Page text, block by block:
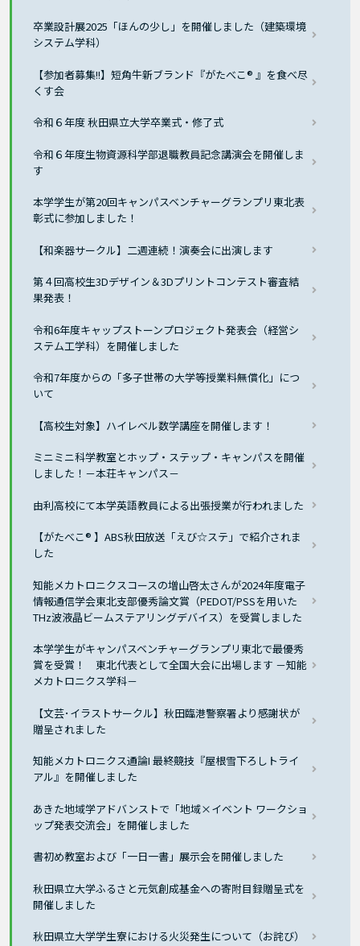
卒業設計展2025「ほんの少し」を開催しました（建築環境
システム学科）
【参加者募集!!】短角牛新ブランド『がたべこ® 』を食べ尽
くす会
令和６年度 秋田県立大学卒業式・修了式
令和６年度生物資源科学部退職教員記念講演会を開催しま
す
本学学生が第20回キャンパスベンチャーグランプリ東北表
彰式に参加しました！
【和楽器サークル】二週連続！演奏会に出演します
第４回高校生3Dデザイン＆3Dプリントコンテスト審査結
果発表！
令和6年度キャップストーンプロジェクト発表会（経営シ
ステム工学科）を開催しました
令和7年度からの「多子世帯の大学等授業料無償化」につ
いて
【高校生対象】ハイレベル数学講座を開催します！
ミニミニ科学教室とホップ・ステップ・キャンパスを開催
しました！－本荘キャンパス－
由利高校にて本学英語教員による出張授業が行われました
【がたべこ® 】ABS秋田放送「えび☆ステ」で紹介されま
した
知能メカトロニクスコースの増山啓太さんが2024年度電子
情報通信学会東北支部優秀論文賞（PEDOT/PSSを用いた
THz波液晶ビームステアリングデバイス）を受賞しました
本学学生がキャンパスベンチャーグランプリ東北で最優秀
賞を受賞！ 東北代表として全国大会に出場します －知能
メカトロニクス学科－
【文芸･イラストサークル】秋田臨港警察署より感謝状が
贈呈されました
知能メカトロニクス通論I 最終競技『屋根雪下ろしトライ
アル』を開催しました
あきた地域学アドバンストで「地域×イベント ワークショ
ップ発表交流会」を開催しました
書初め教室および「一日一書」展示会を開催しました
秋田県立大学ふるさと元気創成基金への寄附目録贈呈式を
開催しました
秋田県立大学学生寮における火災発生について（お詫び）